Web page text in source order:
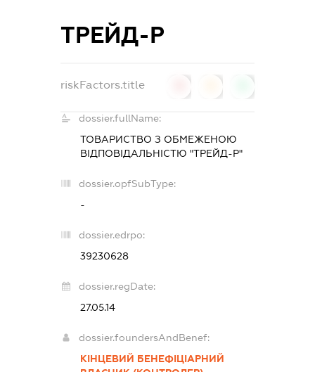
ТРЕЙД-Р
riskFactors.title
dossier.fullName:
ТОВАРИСТВО З ОБМЕЖЕНОЮ
ВІДПОВІДАЛЬНІСТЮ "ТРЕЙД-Р"
dossier.opfSubType:
-
dossier.edrpo:
39230628
dossier.regDate:
27.05.14
dossier.foundersAndBenef:
КІНЦЕВИЙ БЕНЕФІЦІАРНИЙ